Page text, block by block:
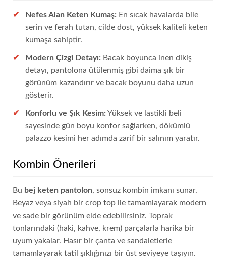
Nefes Alan Keten Kumaş: En sıcak havalarda bile
serin ve ferah tutan, cilde dost, yüksek kaliteli keten
kumaşa sahiptir.
Modern Çizgi Detayı: Bacak boyunca inen dikiş
detayı, pantolona ütülenmiş gibi daima şık bir
görünüm kazandırır ve bacak boyunu daha uzun
gösterir.
Konforlu ve Şık Kesim: Yüksek ve lastikli beli
sayesinde gün boyu konfor sağlarken, dökümlü
palazzo kesimi her adımda zarif bir salınım yaratır.
Kombin Önerileri
Bu bej keten pantolon, sonsuz kombin imkanı sunar.
Beyaz veya siyah bir crop top ile tamamlayarak modern
ve sade bir görünüm elde edebilirsiniz. Toprak
tonlarındaki (haki, kahve, krem) parçalarla harika bir
uyum yakalar. Hasır bir çanta ve sandaletlerle
tamamlayarak tatil şıklığınızı bir üst seviyeye taşıyın.